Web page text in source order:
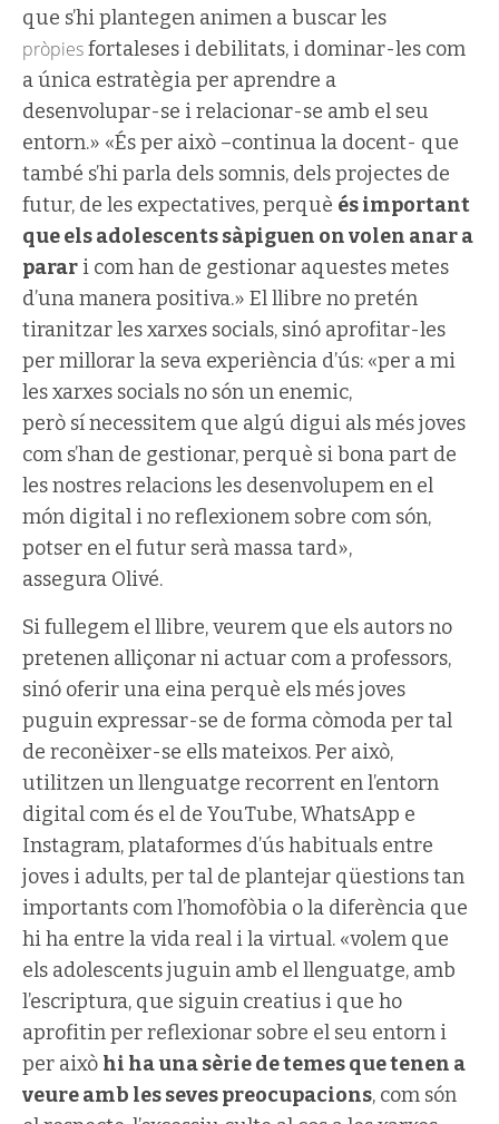
que s’hi plantegen animen a buscar les
pròpiesfortaleses i debilitats, i dominar-les com
a única estratègia per aprendre a
desenvolupar-se i relacionar-se amb el seu
entorn.» «És per això –continua la docent- que
també s’hi parla dels somnis, dels projectes de
futur, de les expectatives, perquè és important
que els adolescents sàpiguen on volen anar a
parar i com han de gestionar aquestes metes
d’una manera positiva.» El llibre no pretén
tiranitzar les xarxes socials, sinó aprofitar-les
per millorar la seva experiència d’ús: «per a mi
les xarxes socials no són un enemic,
però sínecessitem que algú digui als més joves
com s’han de gestionar, perquè si bona part de
les nostres relacions les desenvolupem en el
món digital i no reflexionem sobre com són,
potser en el futur serà massa tard»,
assegura Olivé.
Si fullegem el llibre, veurem que els autors no
pretenen alliçonar ni actuar com a professors,
sinó oferir una eina perquè els més joves
puguin expressar-se de forma còmoda per tal
de reconèixer-se ells mateixos. Per això,
utilitzen un llenguatge recorrent en l’entorn
digital com és el de YouTube, WhatsApp e
Instagram, plataformes d’ús habituals entre
joves i adults, per tal de plantejar qüestions tan
importants com l’homofòbia o la diferència que
hi ha entre la vida real i la virtual. «volem que
els adolescents juguin amb el llenguatge, amb
l’escriptura, que siguin creatius i que ho
aprofitin per reflexionar sobre el seu entorn i
per això hi ha una sèrie de temes que tenen a
veure amb les seves preocupacions, com són